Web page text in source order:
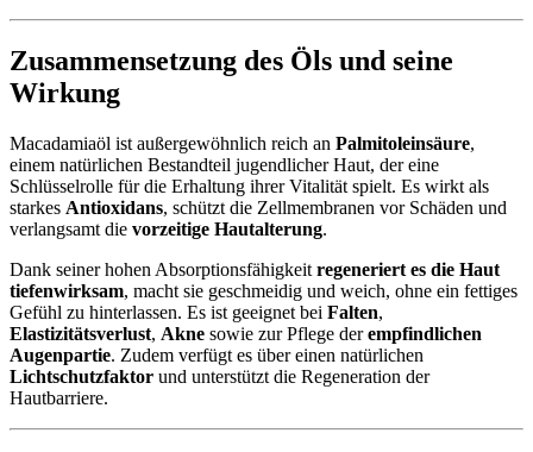
Zusammensetzung des Öls und seine
Wirkung
Macadamiaöl ist außergewöhnlich reich an Palmitoleinsäure,
einem natürlichen Bestandteil jugendlicher Haut, der eine
Schlüsselrolle für die Erhaltung ihrer Vitalität spielt. Es wirkt als
starkes Antioxidans, schützt die Zellmembranen vor Schäden und
verlangsamt die vorzeitige Hautalterung.
Dank seiner hohen Absorptionsfähigkeit regeneriert es die Haut
tiefenwirksam, macht sie geschmeidig und weich, ohne ein fettiges
Gefühl zu hinterlassen. Es ist geeignet bei Falten,
Elastizitätsverlust, Akne sowie zur Pflege derempfindlichen
Augenpartie. Zudem verfügt es über einen natürlichen
Lichtschutzfaktor und unterstützt die Regeneration der
Hautbarriere.